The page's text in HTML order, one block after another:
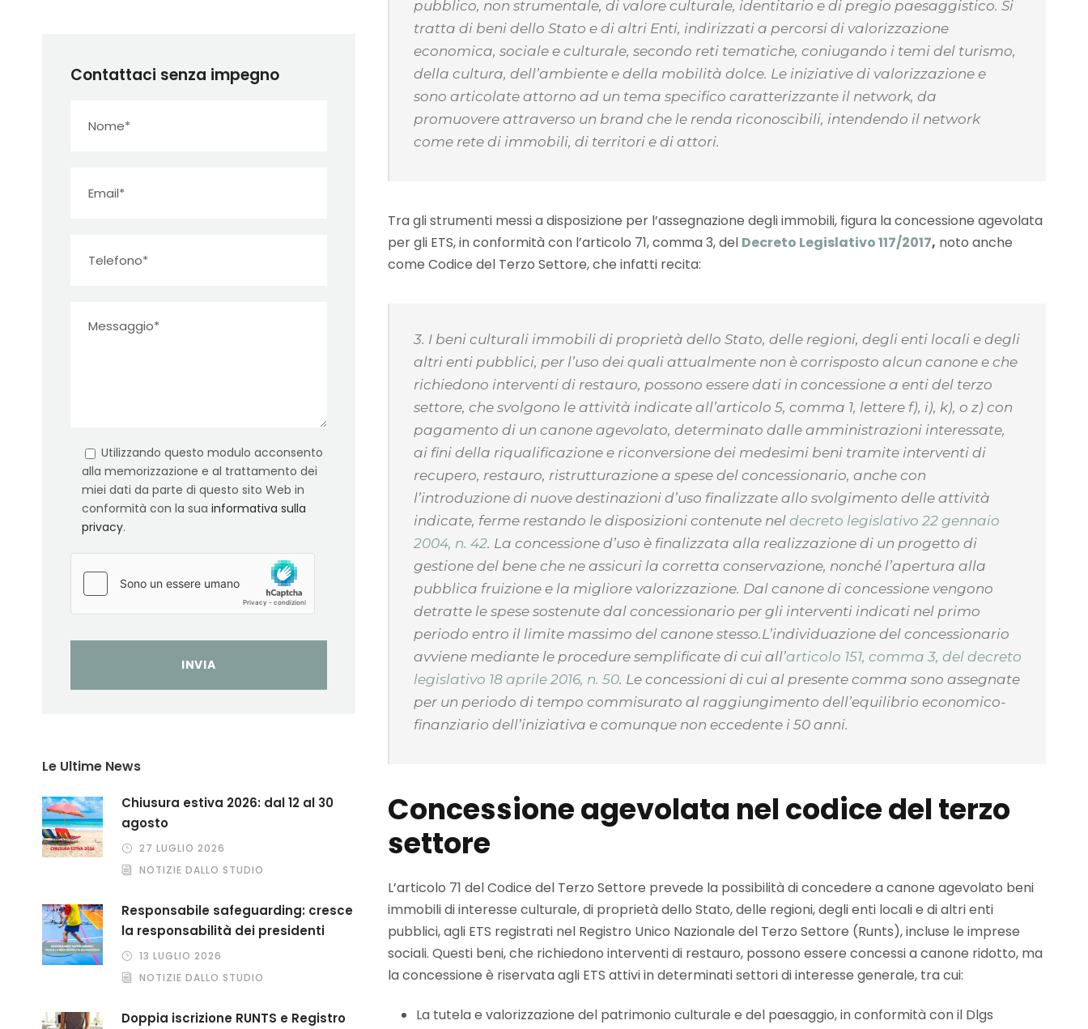
pubblico, non strumentale, di valore culturale, identitario e di pregio paesaggistico. Si
tratta di beni dello Stato e di altri Enti, indirizzati a percorsi di valorizzazione
economica, sociale e culturale, secondo reti tematiche, coniugando i temi del turismo,
della cultura, dell’ambiente e della mobilità dolce. Le iniziative di valorizzazione e
sono articolate attorno ad un tema specifico caratterizzante il network, da
promuovere attraverso un brand che le renda riconoscibili, intendendo il network
come rete di immobili, di territori e di attori.
Tra gli strumenti messi a disposizione per l’assegnazione degli immobili, figura la concessione agevolata
per gli ETS, in conformità con l’articolo 71, comma 3, del Decreto Legislativo 117/2017, noto anche
come Codice del Terzo Settore, che infatti recita:
3. I beni culturali immobili di proprietà dello Stato, delle regioni, degli enti locali e degli
altri enti pubblici, per l’uso dei quali attualmente non è corrisposto alcun canone e che
richiedono interventi di restauro, possono essere dati in concessione a enti del terzo
settore, che svolgono le attività indicate all’articolo 5, comma 1, lettere f), i), k), o z) con
pagamento di un canone agevolato, determinato dalle amministrazioni interessate,
ai fini della riqualificazione e riconversione dei medesimi beni tramite interventi di
recupero, restauro, ristrutturazione a spese del concessionario, anche con
l’introduzione di nuove destinazioni d’uso finalizzate allo svolgimento delle attività
indicate, ferme restando le disposizioni contenute nel decreto legislativo 22 gennaio
2004, n. 42. La concessione d’uso è finalizzata alla realizzazione di un progetto di
gestione del bene che ne assicuri la corretta conservazione, nonché l’apertura alla
pubblica fruizione e la migliore valorizzazione. Dal canone di concessione vengono
detratte le spese sostenute dal concessionario per gli interventi indicati nel primo
periodo entro il limite massimo del canone stesso.L’individuazione del concessionario
avviene mediante le procedure semplificate di cui all’articolo 151, comma 3, del decreto
legislativo 18 aprile 2016, n. 50. Le concessioni di cui al presente comma sono assegnate
per un periodo di tempo commisurato al raggiungimento dell’equilibrio economico-
finanziario dell’iniziativa e comunque non eccedente i 50 anni.
Concessione agevolata nel codice del terzo
settore
L’articolo 71 del Codice del Terzo Settore prevede la possibilità di concedere a canone agevolato beni
immobili di interesse culturale, di proprietà dello Stato, delle regioni, degli enti locali e di altri enti
pubblici, agli ETS registrati nel Registro Unico Nazionale del Terzo Settore (Runts), incluse le imprese
sociali. Questi beni, che richiedono interventi di restauro, possono essere concessi a canone ridotto, ma
la concessione è riservata agli ETS attivi in determinati settori di interesse generale, tra cui:
La tutela e valorizzazione del patrimonio culturale e del paesaggio, in conformità con il Dlgs
Contattaci senza impegno
Utilizzando questo modulo acconsento
alla memorizzazione e al trattamento dei
miei dati da parte di questo sito Web in
conformità con la sua informativa sulla
privacy.
Le Ultime News
Chiusura estiva 2026: dal 12 al 30
agosto
27 LUGLIO 2026
NOTIZIE DALLO STUDIO
Responsabile safeguarding: cresce
la responsabilità dei presidenti
13 LUGLIO 2026
NOTIZIE DALLO STUDIO
Doppia iscrizione RUNTS e Registro